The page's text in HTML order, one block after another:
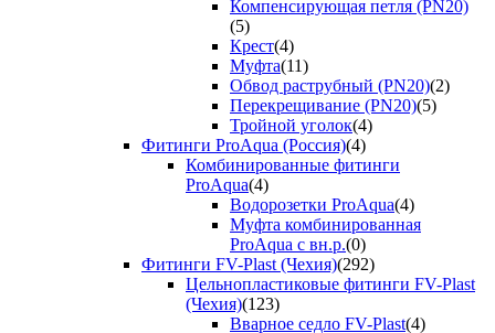
Компенсирующая петля (PN20)
(5)
Крест(4)
Муфта(11)
Обвод раструбный (PN20)(2)
Перекрещивание (PN20)(5)
Тройной уголок(4)
Фитинги ProAqua (Россия)(4)
Комбинированные фитинги
ProAqua(4)
Водорозетки ProAqua(4)
Муфта комбинированная
ProAqua с вн.р.(0)
Фитинги FV-Plast (Чехия)(292)
Цельнопластиковые фитинги FV-Plast
(Чехия)(123)
Вварное седло FV-Plast(4)